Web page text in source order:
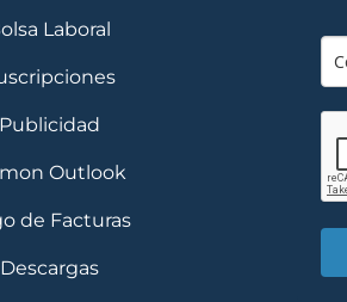
Laboral
Publicidad
Outlook
de Facturas
Descargas